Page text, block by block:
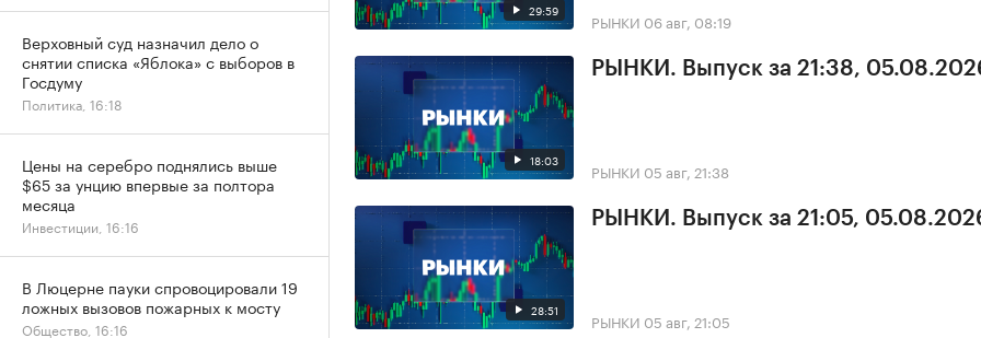
29:59 РЫНКИ 06 авг, 08:19
18:03
РЫНКИ. Выпуск за 21:38,
РЫНКИ 05 авг, 21:38
28:51
РЫНКИ. Выпуск за 21:05,
РЫНКИ 05 авг, 21:05
Верховный суд назначил дело о
снятии списка «Яблока» с выборов в
Госдуму
Политика, 16:18
Цены на серебро поднялись выше
$65 за унцию впервые за полтора
месяца
Инвестиции, 16:16
В Люцерне пауки спровоцировали 19
ложных вызовов пожарных к мосту
Общество, 16:16